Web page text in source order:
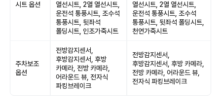
시트 옵션
열선시트, 2열 열선시트,
운전석 통풍시트, 조수석
통풍시트, 뒷좌석
폴딩시트, 인조가죽시트
열선시트, 2열 열선시트,
운전석 통풍시트, 조수석
통풍시트, 뒷좌석 폴딩시트,
천연가죽시트
주차보조
옵션
전방감지센서,
후방감지센서, 후방
카메라, 전방 카메라,
어라운드 뷰, 전자식
파킹브레이크
전방감지센서,
후방감지센서, 후방 카메라,
전방 카메라, 어라운드 뷰,
전자식 파킹브레이크